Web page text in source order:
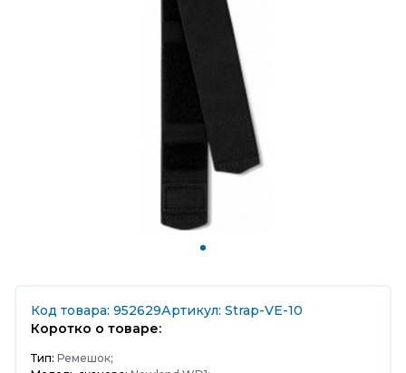
Код товара: 952629Артикул: Strap-VE-10
Коротко о товаре:
Тип: Ремешок;